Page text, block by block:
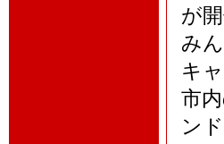
が
み
キ
市
ン